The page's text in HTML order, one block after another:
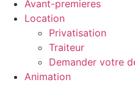
Avant-premieres
Location
Privatisation
Traiteur
Demander votre
Animation